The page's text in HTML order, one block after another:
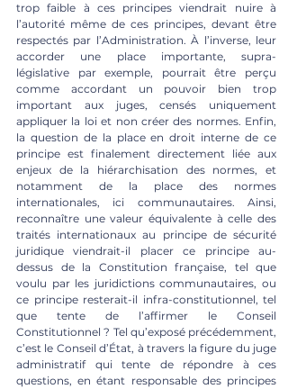
trop faible à ces principes viendrait nuire à
l’autorité même de ces principes, devant être
respectés par l’Administration. À l’inverse, leur
accorder une place importante, supra-
législative par exemple, pourrait être perçu
comme accordant un pouvoir bien trop
important aux juges, censés uniquement
appliquer la loi et non créer des normes. Enfin,
la question de la place en droit interne de ce
principe est finalement directement liée aux
enjeux de la hiérarchisation des normes, et
notamment de la place des normes
internationales, ici communautaires. Ainsi,
reconnaître une valeur équivalente à celle des
traités internationaux au principe de sécurité
juridique viendrait-il placer ce principe au-
dessus de la Constitution française, tel que
voulu par les juridictions communautaires, ou
ce principe resterait-il infra-constitutionnel, tel
que tente de l’affirmer le Conseil
Constitutionnel ? Tel qu’exposé précédemment,
c’est le Conseil d’État, à travers la figure du juge
administratif qui tente de répondre à ces
questions, en étant responsable des principes